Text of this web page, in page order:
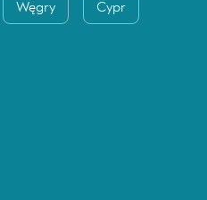
Węgry Cypr